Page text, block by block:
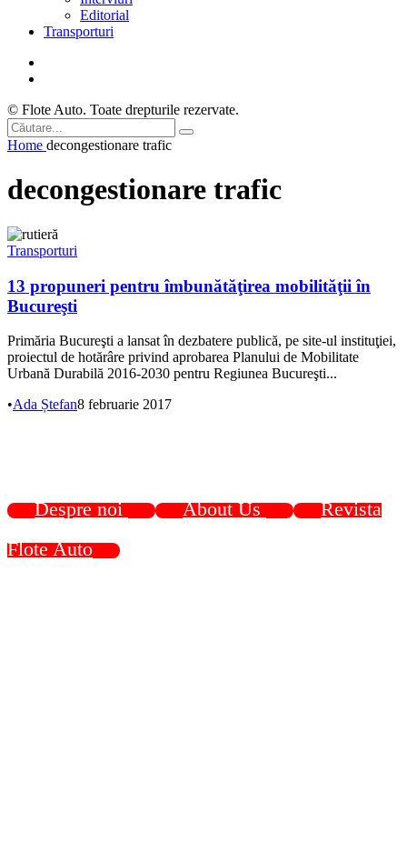
Editorial
Transporturi
© Flote Auto. Toate drepturile rezervate.
Home decongestionare trafic
decongestionare trafic
Transporturi
13 propuneri pentru îmbunătăţirea mobilităţii în
Bucureşti
Primăria Bucureşti a lansat în dezbatere publică, pe site-ul instituţiei,
proiectul de hotărâre privind aprobarea Planului de Mobilitate
Urbană Durabilă 2016-2030 pentru Regiunea Bucureşti...
•Ada Ștefan8 februarie 2017
Despre noi About Us
Revista
Flote Auto